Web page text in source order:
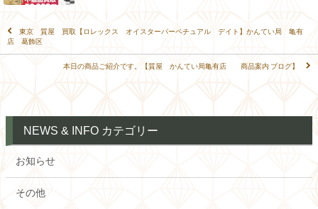
東京 質屋 買取【ロレックス オイスターパーペチュアル デイト】かんてい局 亀有
店 葛飾区
本日の商品ご紹介です。【質屋 かんてい局亀有店 商品案内 ブログ】
NEWS & INFO カテゴリー
お知らせ
その他